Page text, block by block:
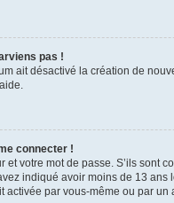
pas !
ait désactivé la création de
connecter !
et votre mot de passe. S’ils sont
indiqué avoir moins de 13
par vous-même ou par